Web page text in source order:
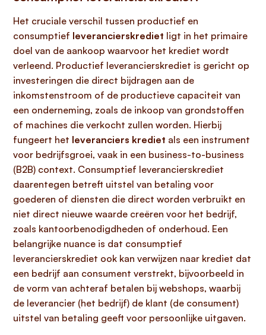
Het cruciale verschil tussen productief en
consumptief leverancierskrediet ligt in het primaire
doel van de aankoop waarvoor het krediet wordt
verleend. Productief leverancierskrediet is gericht op
investeringen die direct bijdragen aan de
inkomstenstroom of de productieve capaciteit van
een onderneming, zoals de inkoop van grondstoffen
of machines die verkocht zullen worden. Hierbij
fungeert het leveranciers krediet als een instrument
voor bedrijfsgroei, vaak in een business-to-business
(B2B) context. Consumptief leverancierskrediet
daarentegen betreft uitstel van betaling voor
goederen of diensten die direct worden verbruikt en
niet direct nieuwe waarde creëren voor het bedrijf,
zoals kantoorbenodigdheden of onderhoud. Een
belangrijke nuance is dat consumptief
leverancierskrediet ook kan verwijzen naar krediet dat
een bedrijf aan consument verstrekt, bijvoorbeeld in
de vorm van achteraf betalen bij webshops, waarbij
de leverancier (het bedrijf) de klant (de consument)
uitstel van betaling geeft voor persoonlijke uitgaven.